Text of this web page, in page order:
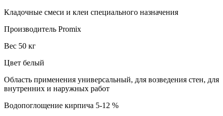
Кладочные смеси и клеи специального назначения
Производитель Promix
Вес 50 кг
Цвет белый
Область применения универсальный, для возведения стен, для
внутренних и наружных работ
Водопоглощение кирпича 5-12 %